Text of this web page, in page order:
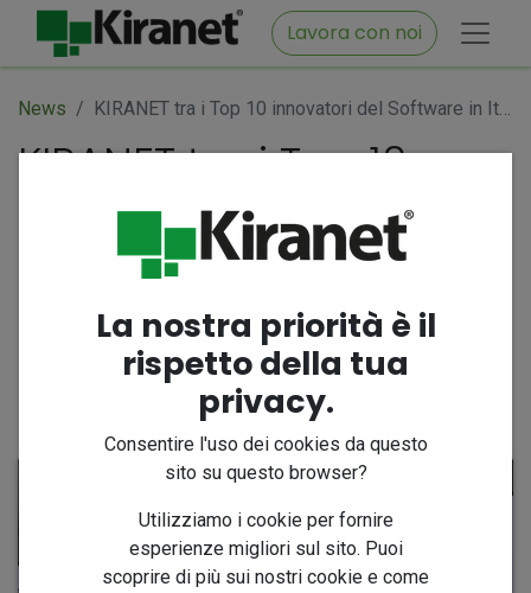
Lavora con noi
News KIRANET tra i Top 10 innovatori del Software in Italia secondo il Politecnico di Milano: il Sud protagonista della trasformazione digitale
KIRANET tra i Top 10
innovatori del Software
in Italia secondo il
Politecnico di Milano: il
Sud protagonista della
trasformazione digitale
25 novembre 2025 @kiranet.it
La nostra priorità è il
rispetto della tua
privacy.
Consentire l'uso dei cookies da questo
sito su questo browser?
Utilizziamo i cookie per fornire
esperienze migliori sul sito. Puoi
scoprire di più sui nostri cookie e come